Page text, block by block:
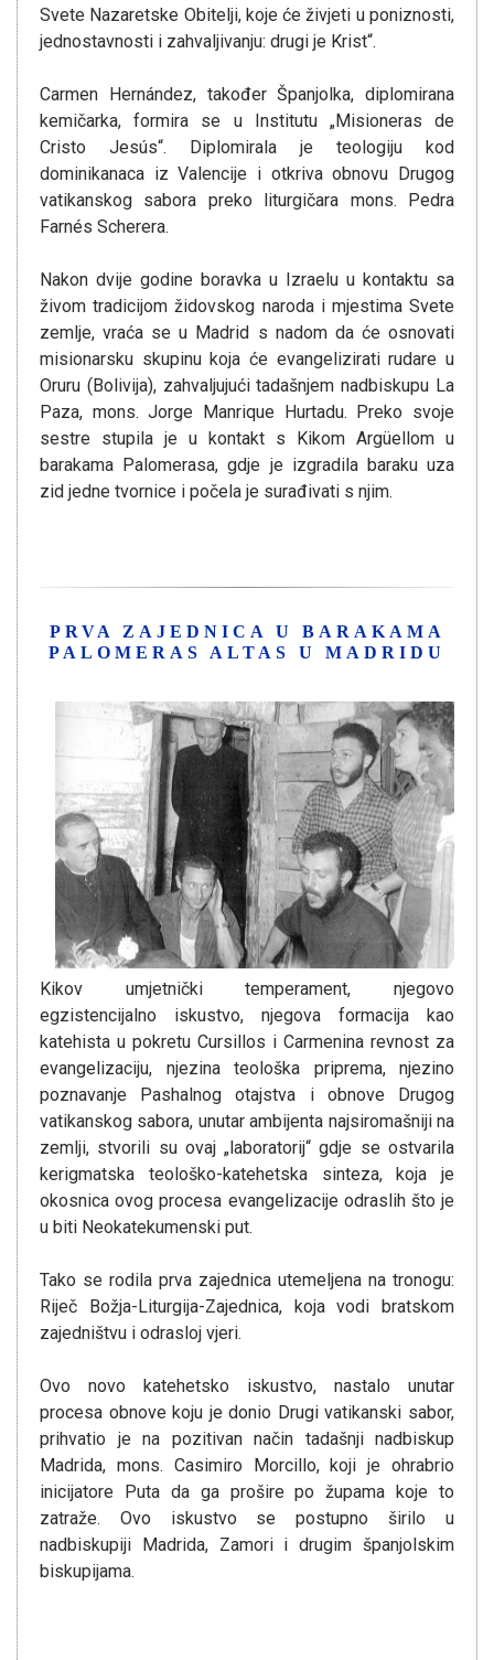
Svete Nazaretske Obitelji, koje će živjeti u poniznosti,
jednostavnosti i zahvaljivanju: drugi je Krist“.
Carmen Hernández, također Španjolka, diplomirana
kemičarka, formira se u Institutu „Misioneras de
Cristo Jesús“. Diplomirala je teologiju kod
dominikanaca iz Valencije i otkriva obnovu Drugog
vatikanskog sabora preko liturgičara mons. Pedra
Farnés Scherera.
Nakon dvije godine boravka u Izraelu u kontaktu sa
živom tradicijom židovskog naroda i mjestima Svete
zemlje, vraća se u Madrid s nadom da će osnovati
misionarsku skupinu koja će evangelizirati rudare u
Oruru (Bolivija), zahvaljujući tadašnjem nadbiskupu La
Paza, mons. Jorge Manrique Hurtadu. Preko svoje
sestre stupila je u kontakt s Kikom Argüellom u
barakama Palomerasa, gdje je izgradila baraku uza
zid jedne tvornice i počela je surađivati s njim.
PRVA ZAJEDNICA U BARAKAMA
PALOMERAS ALTAS U MADRIDU
Kikov umjetnički temperament, njegovo
egzistencijalno iskustvo, njegova formacija kao
katehista u pokretu Cursillos i Carmenina revnost za
evangelizaciju, njezina teološka priprema, njezino
poznavanje Pashalnog otajstva i obnove Drugog
vatikanskog sabora, unutar ambijenta najsiromašniji na
zemlji, stvorili su ovaj „laboratorij“ gdje se ostvarila
kerigmatska teološko-katehetska sinteza, koja je
okosnica ovog procesa evangelizacije odraslih što je
u biti Neokatekumenski put.
Tako se rodila prva zajednica utemeljena na tronogu:
Riječ Božja-Liturgija-Zajednica, koja vodi bratskom
zajedništvu i odrasloj vjeri.
Ovo novo katehetsko iskustvo, nastalo unutar
procesa obnove koju je donio Drugi vatikanski sabor,
prihvatio je na pozitivan način tadašnji nadbiskup
Madrida, mons. Casimiro Morcillo, koji je ohrabrio
inicijatore Puta da ga prošire po župama koje to
zatraže. Ovo iskustvo se postupno širilo u
nadbiskupiji Madrida, Zamori i drugim španjolskim
biskupijama.